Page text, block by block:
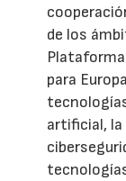
de los
para
artificial, la